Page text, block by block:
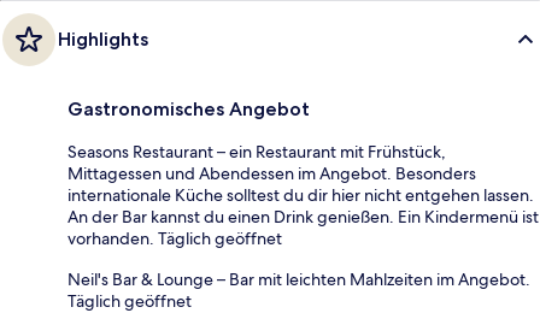
Highlights
Gastronomisches Angebot
Seasons Restaurant – ein Restaurant mit Frühstück,
Mittagessen und Abendessen im Angebot. Besonders
internationale Küche solltest du dir hier nicht entgehen lassen.
An der Bar kannst du einen Drink genießen. Ein Kindermenü ist
vorhanden. Täglich geöffnet
Neil's Bar & Lounge – Bar mit leichten Mahlzeiten im Angebot.
Täglich geöffnet